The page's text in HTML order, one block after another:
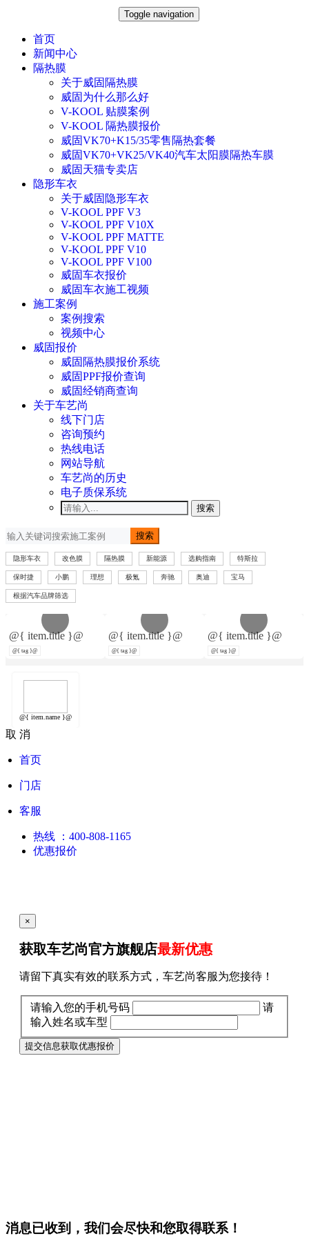
Toggle navigation
首页
新闻中心
隔热膜
关于威固隔热膜
威固为什么那么好
V-KOOL 贴膜案例
V-KOOL 隔热膜报价
威固VK70+K15/35零售隔热套餐
威固VK70+VK25/VK40汽车太阳膜隔热车膜
威固天猫专卖店
隐形车衣
关于威固隐形车衣
V-KOOL PPF V3
V-KOOL PPF V10X
V-KOOL PPF MATTE
V-KOOL PPF V10
V-KOOL PPF V100
威固车衣报价
威固车衣施工视频
施工案例
案例搜索
视频中心
威固报价
威固隔热膜报价系统
威固PPF报价查询
威固经销商查询
关于车艺尚
线下门店
咨询预约
热线电话
网站导航
车艺尚的历史
电子质保系统
搜索
搜索
隐形车衣 改色膜 隔热膜 新能源 选购指南 特斯拉
保时捷 小鹏 理想 极氪 奔驰 奥迪 宝马
根据汽车品牌筛选
@{ item.title }@
@{ tag }@
@{ item.title }@
@{ tag }@
@{ item.title }@
@{ tag }@
@{ item.name }@
取 消
首页
门店
客服
热线
：400-808-1165
优惠报价
×
获取车艺尚官方旗舰店最新优惠
请留下真实有效的联系方式，车艺尚客服为您接待！
请输入您的手机号码
请
输入姓名或车型
提交信息获取优惠报价
消息已收到，我们会尽快和您取得联系！